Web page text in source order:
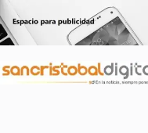
al
contenido